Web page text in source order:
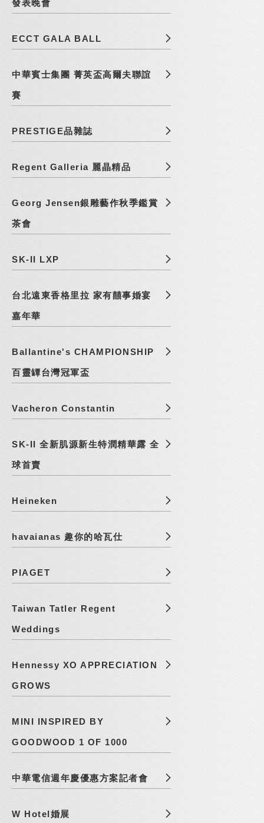
發表晚會
ECCT GALA BALL
中華賓士集團 菁英盃高爾夫聯誼
賽
PRESTIGE品雜誌
Regent Galleria 麗晶精品
Georg Jensen銀雕藝作秋季鑑賞
茶會
SK-II LXP
台北遠東香格里拉 家有囍事婚宴
嘉年華
Ballantine's CHAMPIONSHIP
百靈罈台灣冠軍盃
Vacheron Constantin
SK-II 全新肌源新生特潤精華露 全
球首賣
Heineken
havaianas 趣你的哈瓦仕
PIAGET
Taiwan Tatler Regent
Weddings
Hennessy XO APPRECIATION
GROWS
MINI INSPIRED BY
GOODWOOD 1 OF 1000
中華電信週年慶優惠方案記者會
W Hotel婚展